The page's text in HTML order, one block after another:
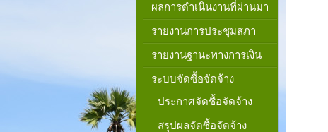
ผลการดำเนินงานที่ผ่านมา
รายงานการประชุมสภา
รายงานฐานะทางการเงิน
ระบบจัดซื้อจัดจ้าง
ประกาศจัดซื้อจัดจ้าง
สรุปผลจัดซื้อจัดจ้าง